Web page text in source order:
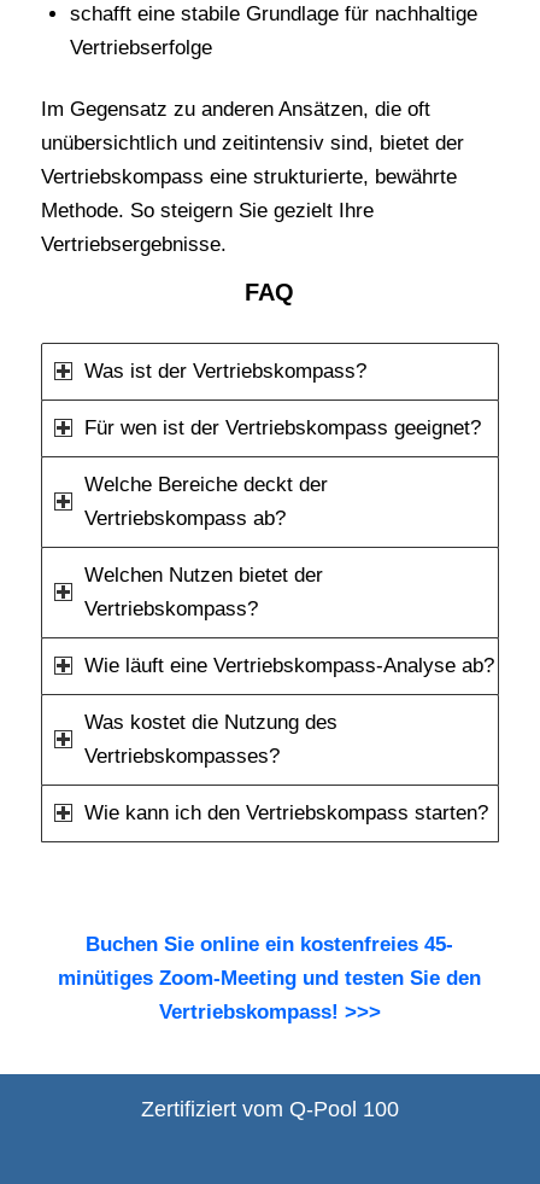
schafft eine stabile Grundlage für nachhaltige
Vertriebserfolge
Im Gegensatz zu anderen Ansätzen, die oft
unübersichtlich und zeitintensiv sind, bietet der
Vertriebskompass eine strukturierte, bewährte
Methode. So steigern Sie gezielt Ihre
Vertriebsergebnisse.
FAQ
Was ist der Vertriebskompass?
Für wen ist der Vertriebskompass geeignet?
Welche Bereiche deckt der
Vertriebskompass ab?
Welchen Nutzen bietet der
Vertriebskompass?
Wie läuft eine Vertriebskompass-Analyse ab?
Was kostet die Nutzung des
Vertriebskompasses?
Wie kann ich den Vertriebskompass starten?
Buchen Sie online ein kostenfreies 45-
minütiges Zoom-Meeting und testen Sie den
Vertriebskompass! >>>
Zertifiziert vom Q-Pool 100